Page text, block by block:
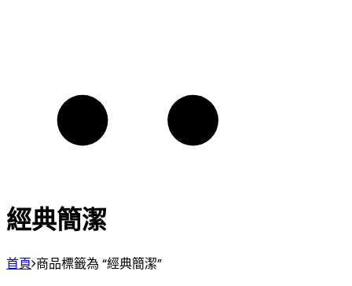
經典簡潔
首頁 商品標籤為 “經典簡潔”